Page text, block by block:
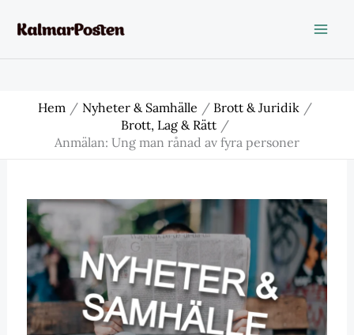
Hem Nyheter & Samhälle
Brott & Juridik
Brott, Lag & Rätt
Anmälan: Ung man rånad av fyra personer